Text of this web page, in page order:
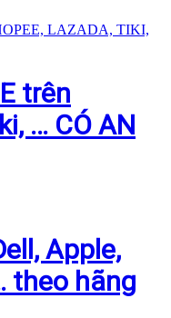
trên
… CÓ AN
Apple,
theo hãng